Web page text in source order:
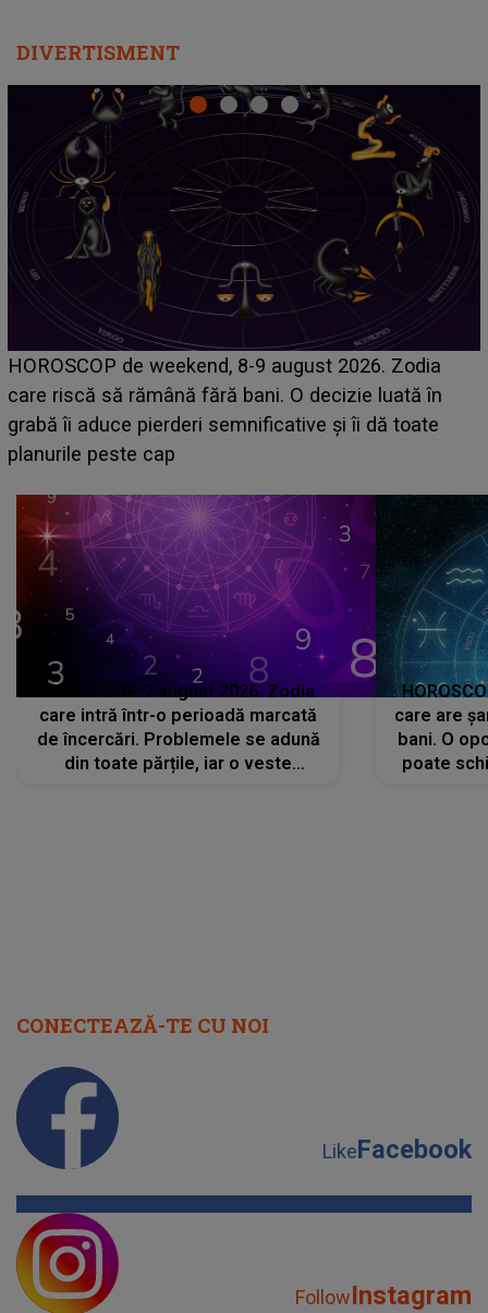
DIVERTISMENT
Emanuel a ținut ACEST DETALIU ASCUNS până
acum! În fața Alexandrei, concurentul din Casa Iubirii
face o MĂRTURISIRE NEAȘTEPTATĂ despre mama
sa: "I-am spus și ei în față, eu nu te iubesc pentru
HOROSCOP 7 august 2026. Zodia
care intră într-o perioadă marcată
de încercări. Problemele se adună
din toate părțile, iar o veste
care are
bani. O
poate
CONECTEAZĂ-TE CU NOI
LikeFacebook
FollowInstagram